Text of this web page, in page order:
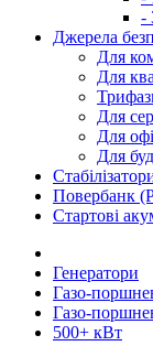
-
Джерела
Для
Для
Для
Для
Для
Повербанк
Стартові
Генератори
Газо-
Газо-
500+ кВт